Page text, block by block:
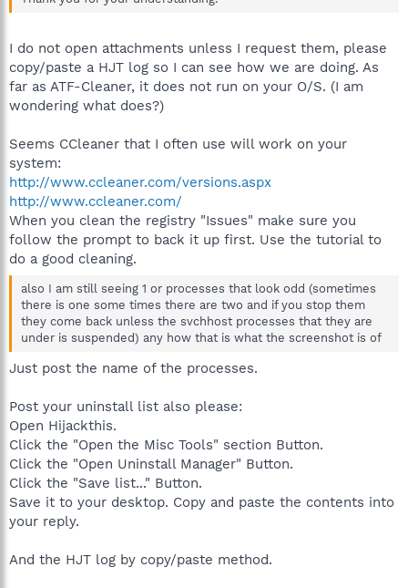
I do not open attachments unless I request them, please
copy/paste a HJT log so I can see how we are doing. As
far as ATF-Cleaner, it does not run on your O/S. (I am
wondering what does?)
Seems CCleaner that I often use will work on your
system:
http://www.ccleaner.com/versions.aspx
http://www.ccleaner.com/
When you clean the registry "Issues" make sure you
follow the prompt to back it up first. Use the tutorial to
do a good cleaning.
also I am still seeing 1 or processes that look odd (sometimes
there is one some times there are two and if you stop them
they come back unless the svchhost processes that they are
under is suspended) any how that is what the screenshot is of
Just post the name of the processes.
Post your uninstall list also please:
Open Hijackthis.
Click the "Open the Misc Tools" section Button.
Click the "Open Uninstall Manager" Button.
Click the "Save list..." Button.
Save it to your desktop. Copy and paste the contents into
your reply.
And the HJT log by copy/paste method.